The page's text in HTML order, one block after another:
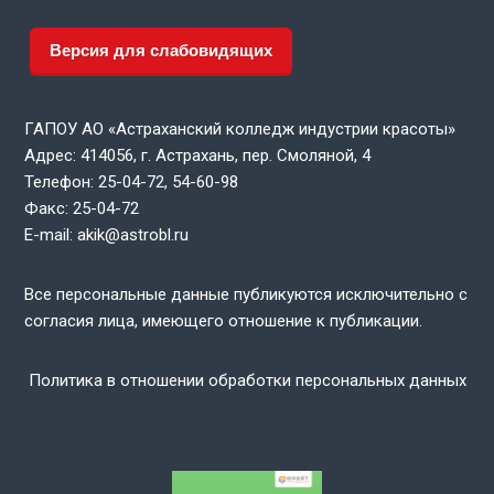
Версия для слабовидящих
ГАПОУ АО «Астраханский колледж индустрии красоты»
Адрес: 414056, г. Астрахань, пер. Смоляной, 4
Телефон: 25-04-72, 54-60-98
Факс: 25-04-72
E-mail: akik@astrobl.ru
Все персональные данные публикуются исключительно с
согласия лица, имеющего отношение к публикации.
Политика в отношении обработки персональных данных